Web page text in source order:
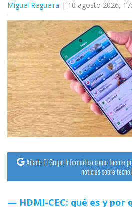
Miguel Regueira 10 agosto 2026,
Añade El Grupo Informático como fuente
noticias sobre
HDMI-CEC: qué es y por